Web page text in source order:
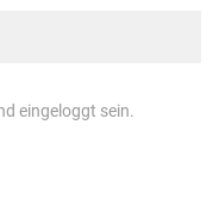
eingeloggt sein.